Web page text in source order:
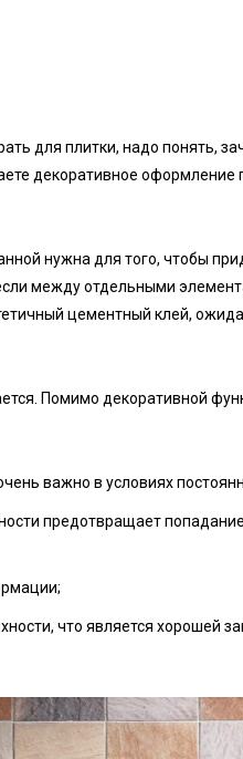
для плитки, надо понять,
декоративное оформление
нужна для того, чтобы
между отдельными
цементный клей,
Помимо декоративной
важно в условиях
предотвращает
что является хорошей